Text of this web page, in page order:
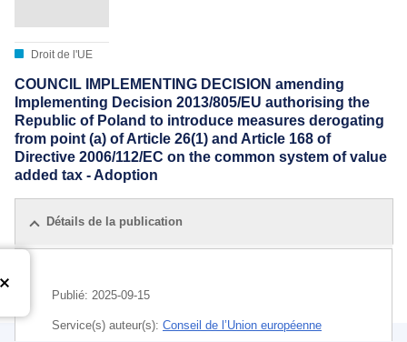
Droit de l'UE
COUNCIL IMPLEMENTING DECISION amending
Implementing Decision 2013/805/EU authorising the
Republic of Poland to introduce measures derogating
from point (a) of Article 26(1) and Article 168 of
Directive 2006/112/EC on the common system of value
added tax - Adoption
Détails de la publication
Publié: 2025-09-15
Service(s) auteur(s): Conseil de l’Union européenne